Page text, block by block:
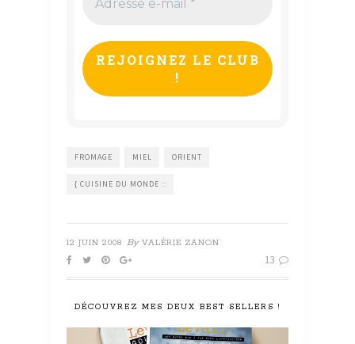
e-
*
FROMAGE MIEL ORIENT
{ CUISINE DU MONDE ::
12 JUIN 2008 By VALÉRIE ZANON
13
DÉCOUVREZ MES DEUX BEST SELLERS !